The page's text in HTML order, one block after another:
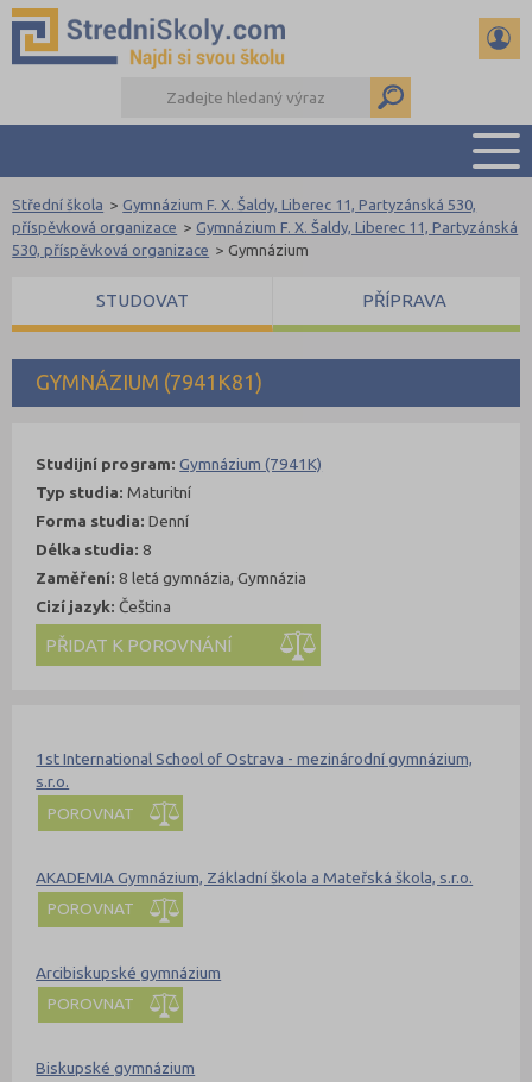
PŘEHLED ŠKOL
PŘÍPRAVA NA PŘIJÍMAČKY
DŮLEŽITÉ TERMÍNY
REFERÁTY A SEMINÁRKY
DALŠÍ DRUHY ŠKOL
GYMNÁZIUM (7941K81)
Střední škola > Gymnázium F. X. Šaldy, Liberec 11, Partyzánská 530,
příspěvková organizace > Gymnázium F. X. Šaldy, Liberec 11, Partyzánská
530, příspěvková organizace > Gymnázium
Studijní program:Gymnázium (7941K)
Typ studia:Maturitní
Forma studia:Denní
Délka studia:8
Zaměření:8 letá gymnázia, Gymnázia
Cizí jazyk:Čeština
STUDOVAT PŘÍPRAVA
1st International School of Ostrava - mezinárodní gymnázium,
s.r.o.
POROVNAT
AKADEMIA Gymnázium, Základní škola a Mateřská škola, s.r.o.
POROVNAT
Arcibiskupské gymnázium
POROVNAT
Biskupské gymnázium